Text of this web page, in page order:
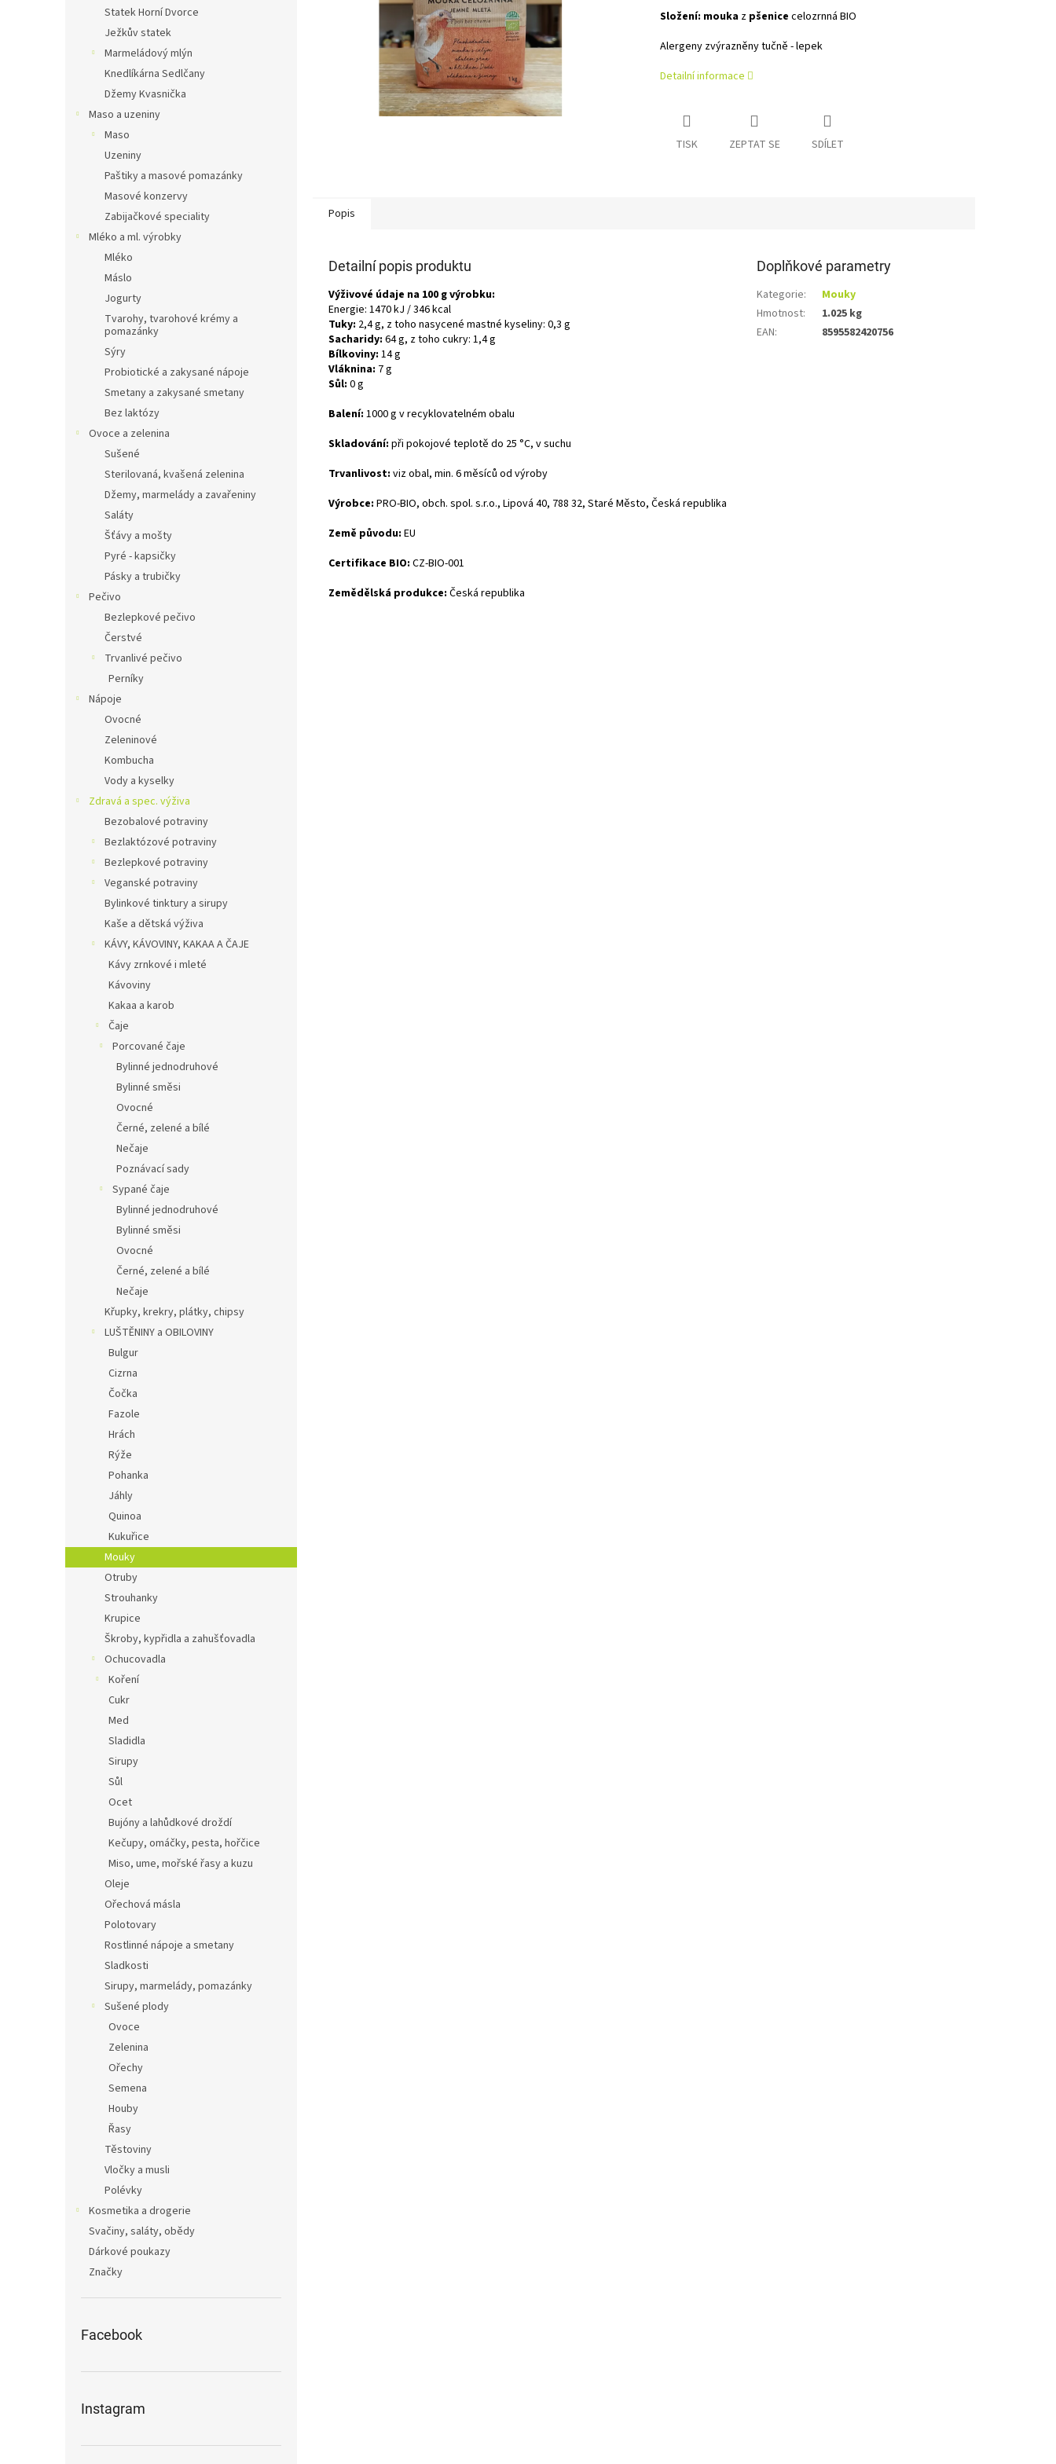
Statek Horní Dvorce
Ježkův statek
Marmeládový mlýn
Knedlíkárna Sedlčany
Džemy Kvasnička
Maso a uzeniny
Maso
Uzeniny
Paštiky a masové pomazánky
Masové konzervy
Zabijačkové speciality
Mléko a ml. výrobky
Mléko
Máslo
Jogurty
Tvarohy, tvarohové krémy a
pomazánky
Sýry
Probiotické a zakysané nápoje
Smetany a zakysané smetany
Bez laktózy
Ovoce a zelenina
Sušené
Sterilovaná, kvašená zelenina
Džemy, marmelády a zavařeniny
Saláty
Šťávy a mošty
Pyré - kapsičky
Pásky a trubičky
Pečivo
Bezlepkové pečivo
Čerstvé
Trvanlivé pečivo
Perníky
Nápoje
Ovocné
Zeleninové
Kombucha
Vody a kyselky
Zdravá a spec. výživa
Bezobalové potraviny
Bezlaktózové potraviny
Bezlepkové potraviny
Veganské potraviny
Bylinkové tinktury a sirupy
Kaše a dětská výživa
KÁVY, KÁVOVINY, KAKAA A ČAJE
Kávy zrnkové i mleté
Kávoviny
Kakaa a karob
Čaje
Porcované čaje
Bylinné jednodruhové
Bylinné směsi
Ovocné
Černé, zelené a bílé
Nečaje
Poznávací sady
Sypané čaje
Bylinné jednodruhové
Bylinné směsi
Ovocné
Černé, zelené a bílé
Nečaje
Křupky, krekry, plátky, chipsy
LUŠTĚNINY a OBILOVINY
Bulgur
Cizrna
Čočka
Fazole
Hrách
Rýže
Pohanka
Jáhly
Quinoa
Kukuřice
Mouky
Otruby
Strouhanky
Krupice
Škroby, kypřidla a zahušťovadla
Ochucovadla
Koření
Cukr
Med
Sladidla
Sirupy
Sůl
Ocet
Bujóny a lahůdkové droždí
Kečupy, omáčky, pesta, hořčice
Miso, ume, mořské řasy a kuzu
Oleje
Ořechová másla
Polotovary
Rostlinné nápoje a smetany
Sladkosti
Sirupy, marmelády, pomazánky
Sušené plody
Ovoce
Zelenina
Ořechy
Semena
Houby
Řasy
Těstoviny
Vločky a musli
Polévky
Kosmetika a drogerie
Svačiny, saláty, obědy
Dárkové poukazy
Značky
Facebook
Instagram
Složení: moukaz pšenice celozrnná BIO
Alergeny zvýrazněny tučně - lepek
Detailní informace
TISK ZEPTAT SE SDÍLET
Popis
Detailní popis produktu
Výživové údaje na 100 g výrobku:
Energie: 1470 kJ / 346 kcal
Tuky: 2,4 g, z toho nasycené mastné kyseliny: 0,3 g
Sacharidy: 64 g, z toho cukry: 1,4 g
Bílkoviny: 14 g
Vláknina: 7 g
Sůl: 0 g
Balení: 1000 g v recyklovatelném obalu
Skladování: při pokojové teplotě do 25 °C, v suchu
Trvanlivost: viz obal, min. 6 měsíců od výroby
Výrobce: PRO-BIO, obch. spol. s.r.o., Lipová 40, 788 32, Staré Město, Česká republika
Země původu: EU
Certifikace BIO: CZ-BIO-001
Zemědělská produkce: Česká republika
Doplňkové parametry
Kategorie:
Mouky
Hmotnost:
1.025 kg
EAN: 8595582420756